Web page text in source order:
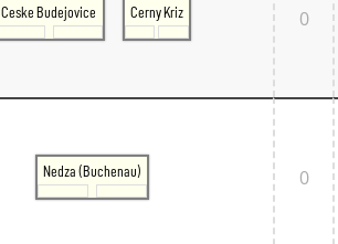
Ceske Budejovice Cerny Kriz 0
Nedza (Buchenau) 0